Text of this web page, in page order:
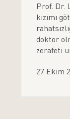
Prof. Dr.
kızımı
doktor
zerafeti
27 Ekim